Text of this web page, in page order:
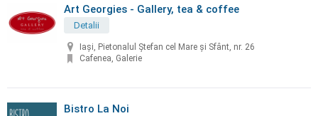
Art Georgies - Gallery, tea & coffee
Detalii
Iaşi, Pietonalul Ștefan cel Mare și Sfânt, nr. 26
Cafenea, Galerie
Bistro La Noi